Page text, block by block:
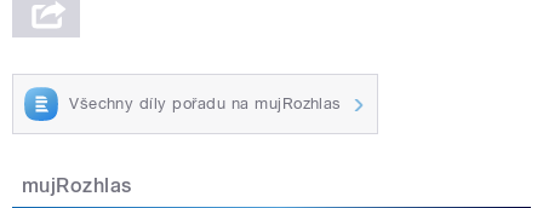
Všechny díly pořadu na mujRozhlas
mujRozhlas